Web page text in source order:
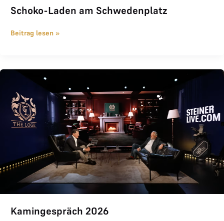
Schoko-Laden am Schwedenplatz
Beitrag lesen »
Kamingespräch 2026